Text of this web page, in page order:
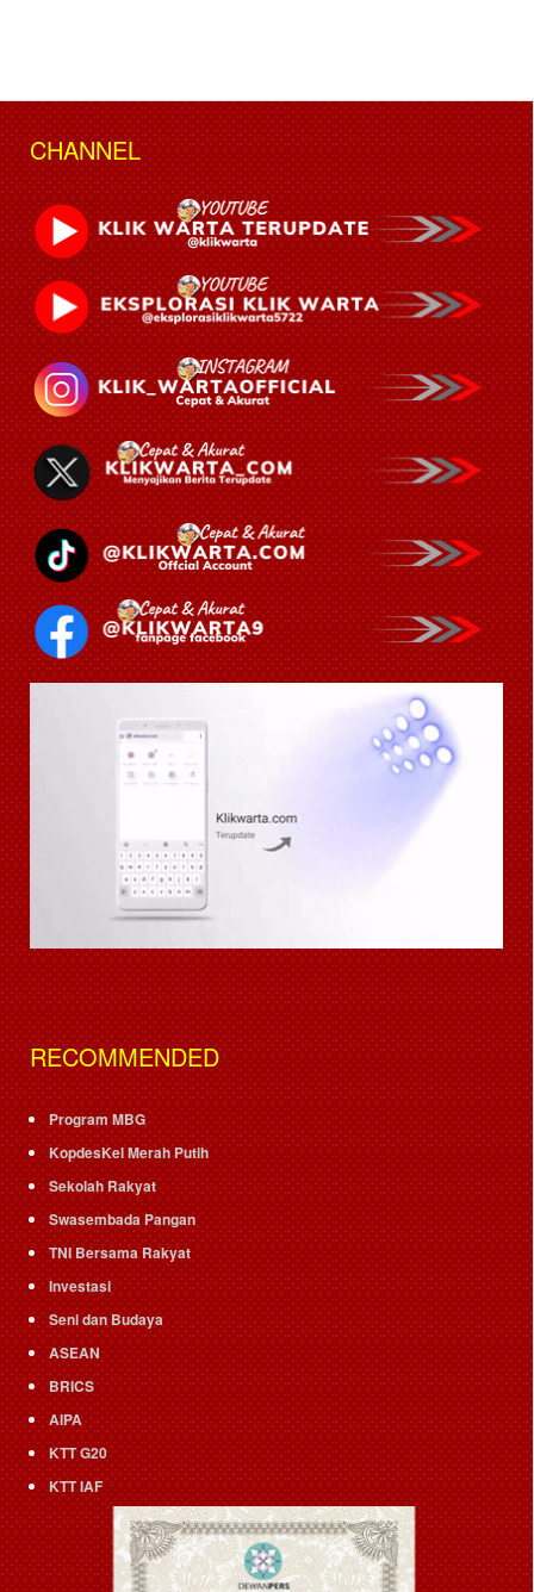
CHANNEL
RECOMMENDED
Program MBG
KopdesKel Merah Putih
Sekolah Rakyat
Swasembada Pangan
TNI Bersama Rakyat
Investasi
Seni dan Budaya
ASEAN
BRICS
AIPA
KTT G20
KTT IAF